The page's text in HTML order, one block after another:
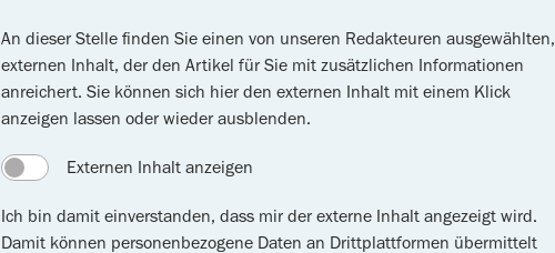
An dieser Stelle finden Sie einen von unseren Redakteuren ausgewählten,
externen Inhalt, der den Artikel für Sie mit zusätzlichen Informationen
anreichert. Sie können sich hier den externen Inhalt mit einem Klick
anzeigen lassen oder wieder ausblenden.
Externen Inhalt anzeigen
Ich bin damit einverstanden, dass mir der externe Inhalt angezeigt wird.
Damit können personenbezogene Daten an Drittplattformen übermittelt